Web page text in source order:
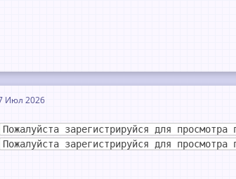
Июл 2026
Пожалуйста зарегистрируйся для просмотра
Пожалуйста зарегистрируйся для просмотра